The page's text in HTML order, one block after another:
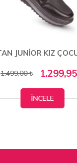
1.499,00 1.299,95
İNCELE